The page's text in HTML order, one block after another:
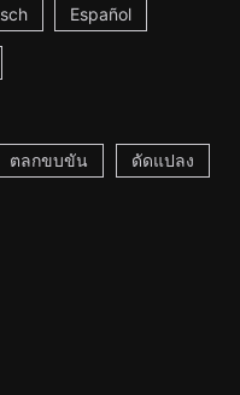
Español
ตลกขบขัน ดัดแปลง